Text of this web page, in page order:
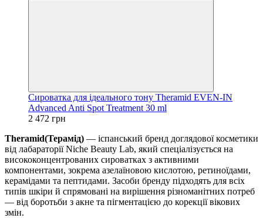
Сироватка для ідеального тону Theramid EVEN-IN
Advanced Anti Spot Treatment 30 ml
2 472 грн
Theramid(Терамід) — іспанський бренд доглядової косметики
від лабараторії Niche Beauty Lab, який спеціалізується на
висококонцентрованих сироватках з активними
компонентами, зокрема азелаїновою кислотою, ретиноїдами,
керамідами та пептидами. Засоби бренду підходять для всіх
типів шкіри й спрямовані на вирішення різноманітних потреб
— від боротьби з акне та пігментацією до корекції вікових
змін.